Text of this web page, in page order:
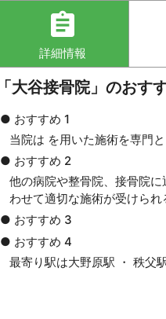
assignment
詳細情報
「大谷接骨院」のおす
● おすすめ 1
当院は を用いた施術を専門
● おすすめ 2
他の病院や整骨院、接骨院
わせて適切な施術が受けられ
● おすすめ 3
● おすすめ 4
最寄り駅は大野原駅 ・ 秩父